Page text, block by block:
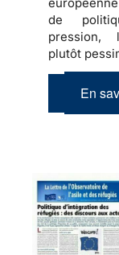
de
pression,
plutôt
En